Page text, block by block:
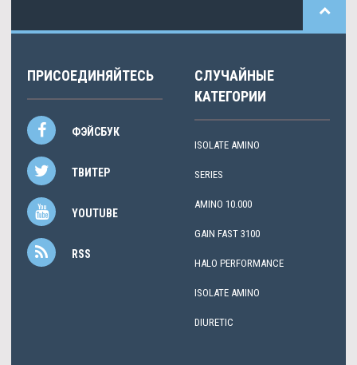
ПРИСОЕДИНЯЙТЕСЬ
ФЭЙСБУК
ТВИТЕР
YOUTUBE
RSS
СЛУЧАЙНЫЕ
КАТЕГОРИИ
ISOLATE AMINO
SERIES
AMINO 10.000
GAIN FAST 3100
HALO PERFORMANCE
ISOLATE AMINO
DIURETIC